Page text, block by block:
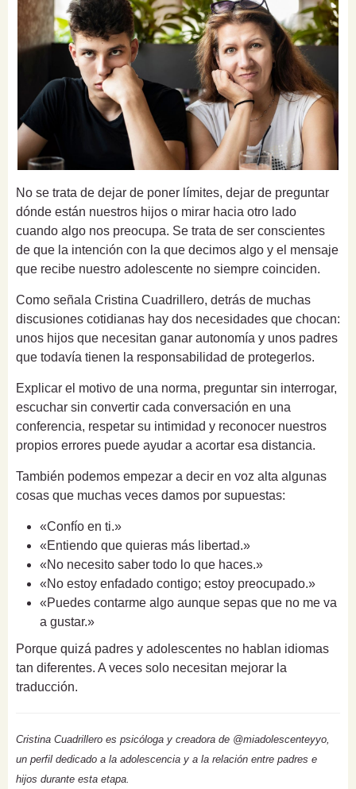
No se trata de dejar de poner límites, dejar de preguntar
dónde están nuestros hijos o mirar hacia otro lado
cuando algo nos preocupa. Se trata de ser conscientes
de que la intención con la que decimos algo y el mensaje
que recibe nuestro adolescente no siempre coinciden.
Como señala Cristina Cuadrillero, detrás de muchas
discusiones cotidianas hay dos necesidades que chocan:
unos hijos que necesitan ganar autonomía y unos padres
que todavía tienen la responsabilidad de protegerlos.
Explicar el motivo de una norma, preguntar sin interrogar,
escuchar sin convertir cada conversación en una
conferencia, respetar su intimidad y reconocer nuestros
propios errores puede ayudar a acortar esa distancia.
También podemos empezar a decir en voz alta algunas
cosas que muchas veces damos por supuestas:
«Confío en ti.»
«Entiendo que quieras más libertad.»
«No necesito saber todo lo que haces.»
«No estoy enfadado contigo; estoy preocupado.»
«Puedes contarme algo aunque sepas que no me va
a gustar.»
Porque quizá padres y adolescentes no hablan idiomas
tan diferentes. A veces solo necesitan mejorar la
traducción.
Cristina Cuadrillero es psicóloga y creadora de @miadolescenteyyo,
un perfil dedicado a la adolescencia y a la relación entre padres e
hijos durante esta etapa.